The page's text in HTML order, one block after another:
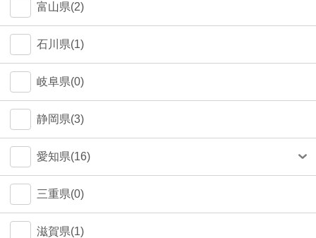
荒川区(0)
北区(0)
中野区(0)
富山県(2)
石川県(1)
岐阜県(0)
静岡県(3)
愛知県(16)
名古屋市(14)
三重県(0)
滋賀県(1)